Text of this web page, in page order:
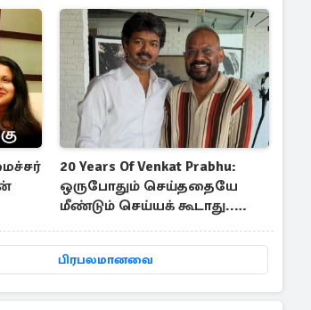
20 Years Of Venkat Prabhu:
ஒருபோதும் செய்ததையே
மீண்டும் செய்யக் கூடாது..
பிரபலமானவை